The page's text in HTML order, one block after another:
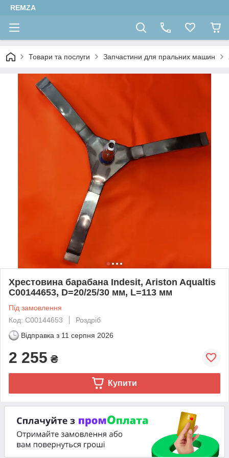
REMZA
Товари та послуги Запчастини для пральних машин
Хрестовина барабана Indesit, Ariston Aqualtis
C00144653, D=20/25/30 мм, L=113 мм
Під замовлення
Код: C00144653
Роздріб
Відправка з 11 серпня 2026
2 255 ₴
Купити